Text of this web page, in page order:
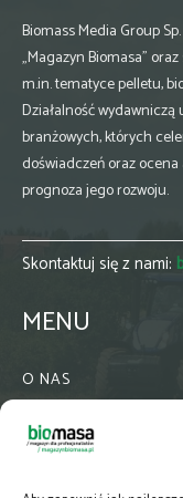
Biomass Media Group
„Magazyn Biomasa”
m.in. tematyce pelletu,
Działalność
branżowych, których
doświadczeń oraz
prognoza jego rozwoju.
Skontaktuj się z nami:
MENU
O NAS
WSPÓŁPRACA